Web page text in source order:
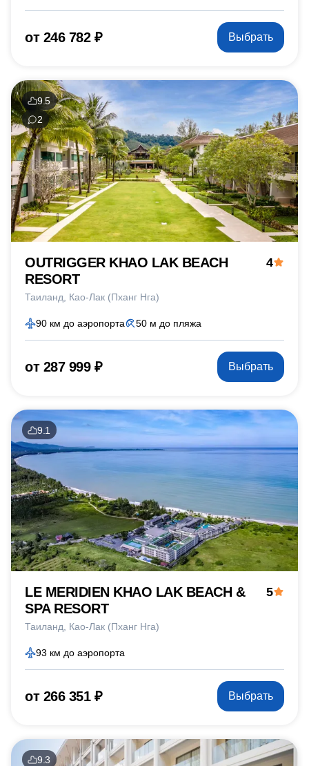
от 246 782 ₽ Выбрать
9.5
2
OUTRIGGER KHAO LAK BEACH
RESORT
Таиланд Као-Лак (Пханг Нга)
4
90 км до аэропорта 50 м до пляжа
от 287 999 ₽ Выбрать
9.1
LE MERIDIEN KHAO LAK BEACH &
SPA RESORT
Таиланд Као-Лак (Пханг Нга)
5
93 км до аэропорта
от 266 351 ₽ Выбрать
9.3